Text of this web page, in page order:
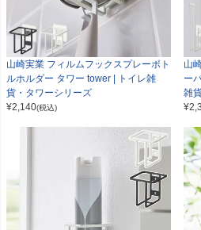
山崎実業 フィルムフックスプレーボト
ルホルダー タワー tower | トイレ雑
貨・タワーシリーズ
¥2,140(税込)
山
ー
雑
¥